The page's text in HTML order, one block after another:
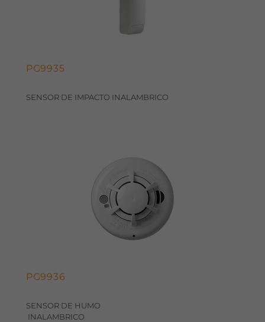
PG9935
SENSOR DE IMPACTO INALAMBRICO
PG9936
SENSOR DE HUMO
INALAMBRICO